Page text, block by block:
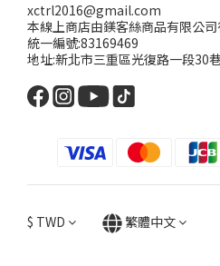
xctrl2016@gmail.com
本線上商店由鎂客絲商品有限公
統一編號:83169469
地址:新北市三重區光復路一段30
$ TWD 繁體中文